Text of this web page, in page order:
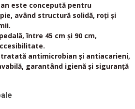
este concepută pentru
având structură solidă, roți și
între 45 cm și 90 cm,
antimicrobian și antiacarieni,
garantând igienă și siguranță